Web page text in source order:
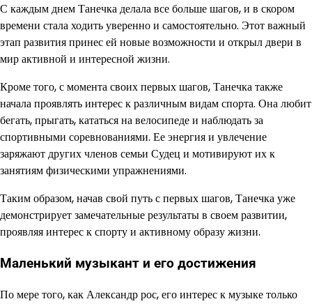
С каждым днем Танечка делала все больше шагов, и в скором
времени стала ходить уверенно и самостоятельно. Этот важный
этап развития принес ей новые возможности и открыл двери в
мир активной и интересной жизни.
Кроме того, с момента своих первых шагов, Танечка также
начала проявлять интерес к различным видам спорта. Она любит
бегать, прыгать, кататься на велосипеде и наблюдать за
спортивными соревнованиями. Ее энергия и увлечение
заряжают других членов семьи Судец и мотивируют их к
занятиям физическими упражнениями.
Таким образом, начав свой путь с первых шагов, Танечка уже
демонстрирует замечательные результаты в своем развитии,
проявляя интерес к спорту и активному образу жизни.
Маленький музыкант и его достижения
По мере того, как Александр рос, его интерес к музыке только